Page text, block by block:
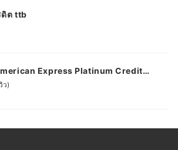
ดิต ttb
Express Platinum Credit
ว)